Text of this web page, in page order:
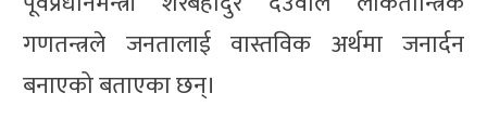
गणतन्त्रले जनतालाई वास्तविक अर्थमा जनार्दन
बनाएको बताएका छन्।